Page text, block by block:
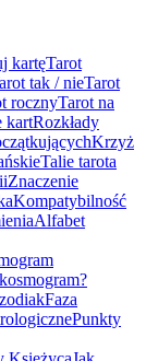
kartęTarot
tak / nieTarot
rocznyTarot na
kartRozkłady
Krzyż
Talie tarota
Znaczenie
Kompatybilność
Alfabet
Faza
Punkty